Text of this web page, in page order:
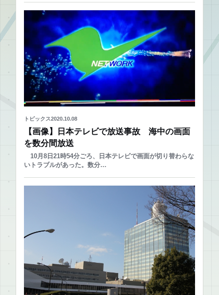
トピックス2020.10.08
【画像】日本テレビで放送事故 海中の画面
を数分間放送
10月8日21時54分ごろ、日本テレビで画面が切り替わらな
いトラブルがあった。数分…